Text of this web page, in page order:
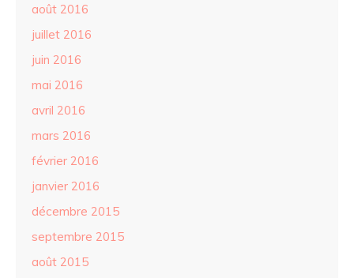
août 2016
juillet 2016
juin 2016
mai 2016
avril 2016
mars 2016
février 2016
janvier 2016
décembre 2015
septembre 2015
août 2015